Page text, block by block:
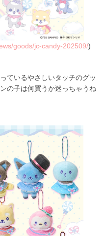
goods/jc-candy-202509/)
ているやさしいタッチのグッ
の子は何買うか迷っちゃうね